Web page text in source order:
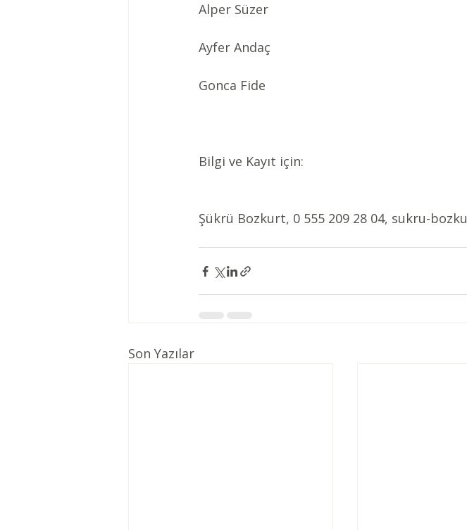
Alper Süzer
Ayfer Andaç
Gonca Fide
Bilgi ve Kayıt için:
Şükrü Bozkurt, 0 555 209 28 04, sukru-
Son Yazılar